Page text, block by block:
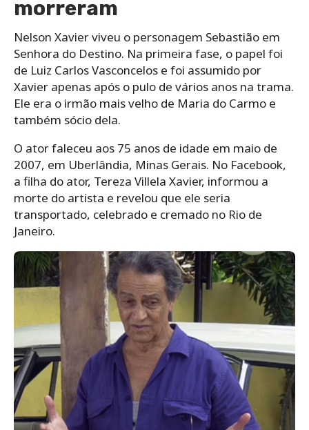
morreram
Nelson Xavier viveu o personagem Sebastião em
Senhora do Destino. Na primeira fase, o papel foi
de Luiz Carlos Vasconcelos e foi assumido por
Xavier apenas após o pulo de vários anos na trama.
Ele era o irmão mais velho de Maria do Carmo e
também sócio dela.
O ator faleceu aos 75 anos de idade em maio de
2007, em Uberlândia, Minas Gerais. No Facebook,
a filha do ator, Tereza Villela Xavier, informou a
morte do artista e revelou que ele seria
transportado, celebrado e cremado no Rio de
Janeiro.